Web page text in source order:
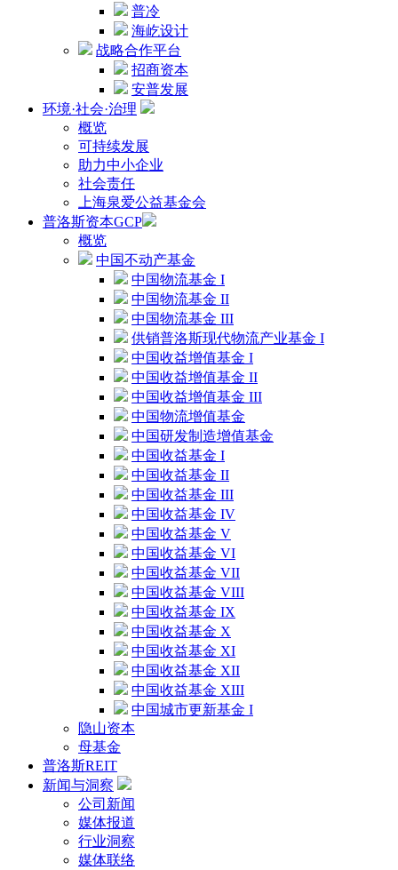
普冷
海屹设计
战略合作平台
招商资本
安普发展
环境·社会·治理
概览
可持续发展
助力中小企业
社会责任
上海泉爱公益基金会
普洛斯资本GCP
概览
中国不动产基金
中国物流基金 I
中国物流基金 II
中国物流基金 III
供销普洛斯现代物流产业基金 I
中国收益增值基金 I
中国收益增值基金 II
中国收益增值基金 III
中国物流增值基金
中国研发制造增值基金
中国收益基金 I
中国收益基金 II
中国收益基金 III
中国收益基金 IV
中国收益基金 V
中国收益基金 VI
中国收益基金 VII
中国收益基金 VIII
中国收益基金 IX
中国收益基金 X
中国收益基金 XI
中国收益基金 XII
中国收益基金 XIII
中国城市更新基金 I
隐山资本
母基金
普洛斯REIT
新闻与洞察
公司新闻
媒体报道
行业洞察
媒体联络